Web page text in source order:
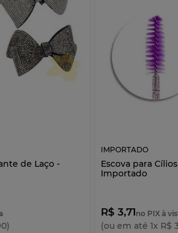
de Laço -
)
IMPORTADO
Escova para
Importado
R$ 3,71no PIX à
(ou em até1x R$ 3